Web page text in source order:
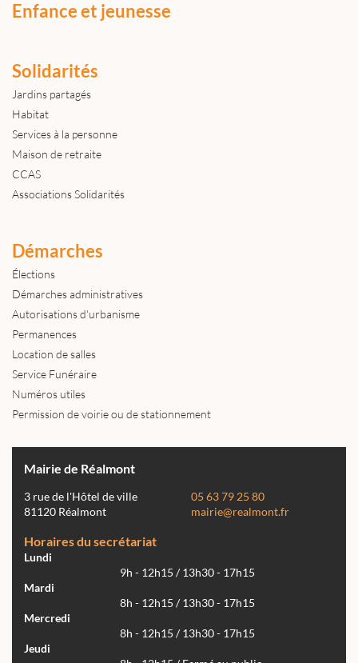
Enfance et jeunesse
Solidarités
Jardins partagés
Habitat
Services à la personne
Maison de retraite
CCAS
Associations Solidarités
Démarches
Élections
Démarches administratives
Autorisations d'urbanisme
Permanences
Location de salles
Service Funéraire
Numéros utiles
Permission de voirie ou de stationnement
Mairie de Réalmont
3 rue de l'Hôtel de ville
81120 Réalmont
05 63 79 25 80
mairie@realmont.fr
Horaires du secrétariat
Lundi
9h - 12h15 / 13h30 - 17h15
Mardi
8h - 12h15 / 13h30 - 17h15
Mercredi
8h - 12h15 / 13h30 - 17h15
Jeudi